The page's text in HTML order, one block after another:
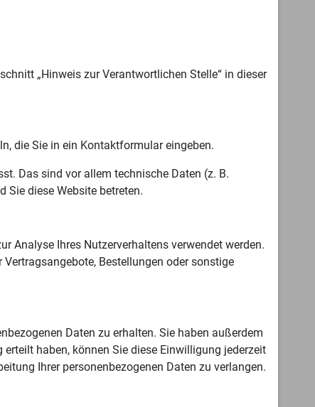
„Hinweis zur Verantwortlichen Stelle“ in dieser
die Sie in ein Kontaktformular eingeben.
Das sind vor allem technische Daten (z. B.
Sie diese Website betreten.
Analyse Ihres Nutzerverhaltens verwendet werden.
Bestellungen oder sonstige
Daten zu erhalten. Sie haben außerdem
haben, können Sie diese Einwilligung jederzeit
Ihrer personenbezogenen Daten zu verlangen.